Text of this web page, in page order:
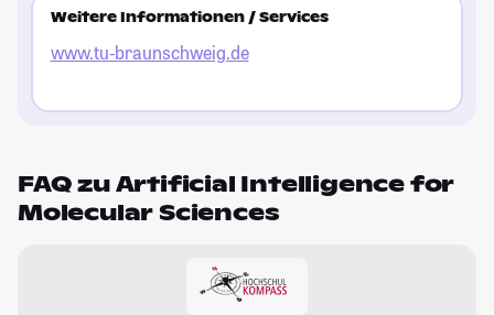
Weitere Informationen / Services
www.tu-braunschweig.de
FAQ zu Artificial Intelligence for
Molecular Sciences